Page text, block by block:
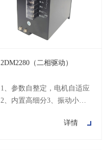
择11、细分设定范围为400-
5120012、具有过压
2DM2280（二相驱动）
1、参数自整定，电机自适应
2、内置高细分3、振动小，
中、高速力矩补偿5、电流矢
详情